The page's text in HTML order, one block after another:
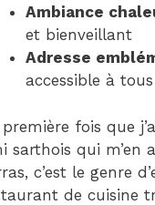
Ambiance
et bienveillant
Adresse
accessible à
première fois que
sarthois qui m’en
c’est le genre
de cuisine